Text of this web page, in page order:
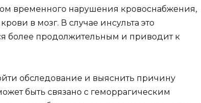
временного нарушения кровоснабжения,
в мозг. В случае инсульта это
более продолжительным и приводит к
обследование и выяснить причину
быть связано с геморрагическим